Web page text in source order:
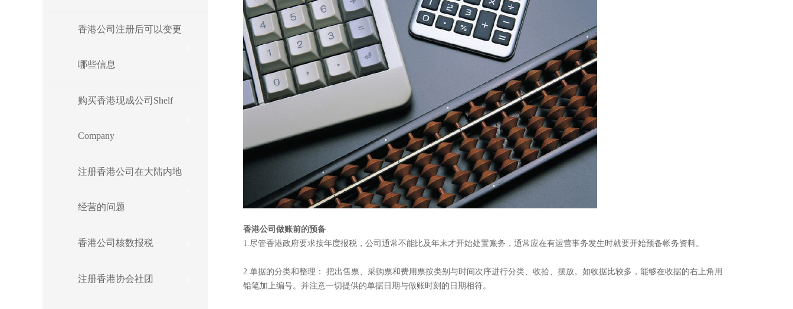
香港公司注册后可以变更
哪些信息
购买香港现成公司Shelf
Company
注册香港公司在大陆内地
经营的问题
香港公司核数报税
注册香港协会社团
香港公司做账前的预备
1.尽管香港政府要求按年度报税，公司通常不能比及年末才开始处置账务，通常应在有运营事务发生时就要开始预备帐务资料。
2.单据的分类和整理： 把出售票、采购票和费用票按类别与时间次序进行分类、收拾、摆放。如收据比较多，能够在收据的右上角用
铅笔加上编号。并注意一切提供的单据日期与做账时刻的日期相符。